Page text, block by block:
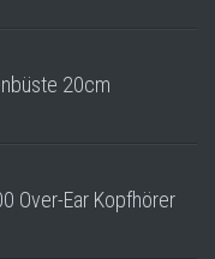
20cm
Over-Ear Kopfhörer